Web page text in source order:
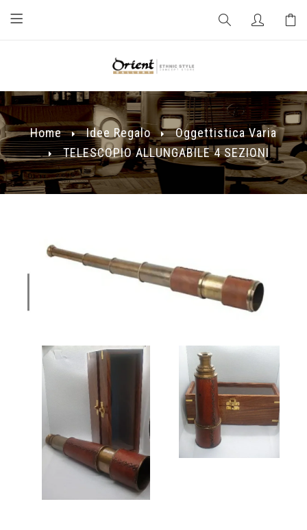
Home Idee Regalo
Oggettistica Varia
TELESCOPIO ALLUNGABILE 4 SEZIONI